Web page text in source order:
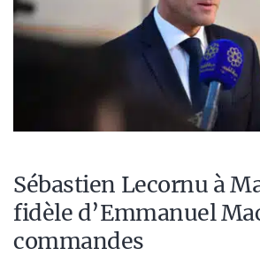
Sébastien Lecornu à
fidèle d’Emmanuel
commandes